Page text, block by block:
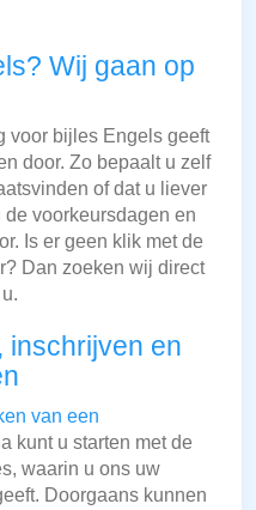
Wij gaan op
voor bijles Engels geeft
door. Zo bepaalt u zelf
of dat u liever
de voorkeursdagen en
Is er geen klik met de
Dan zoeken wij direct
inschrijven en
van een
kunt u starten met de
waarin u ons uw
Doorgaans kunnen